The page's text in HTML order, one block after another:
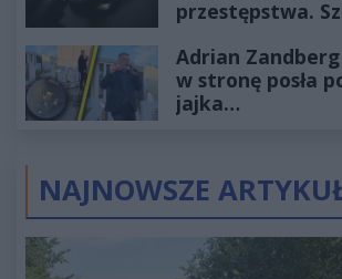
przestępstwa.
złotych
Adrian
w stronę posła
jajka…
NAJNOWSZE